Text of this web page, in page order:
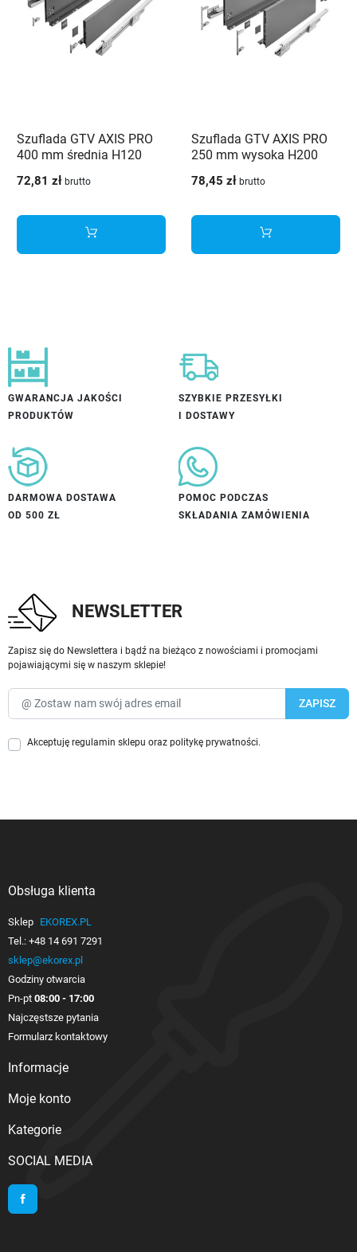
Szuflada GTV AXIS PRO
400 mm średnia H120
KPL400B
72,81 zł brutto
Szuflada GTV AXIS PRO
250 mm wysoka H200
KPL250D
78,45 zł brutto
GWARANCJA JAKOŚCI
PRODUKTÓW
SZYBKIE PRZESYŁKI
I DOSTAWY
DARMOWA DOSTAWA
OD 500 ZŁ
POMOC PODCZAS
SKŁADANIA ZAMÓWIENIA
NEWSLETTER
Zapisz się do Newslettera i bądź na bieżąco z nowościami i promocjami
pojawiającymi się w naszym sklepie!
Akceptuję regulamin sklepu oraz politykę prywatności.
Obsługa klienta
Sklep EKOREX.PL
Tel.: +48 14 691 7291
sklep@ekorex.pl
Godziny otwarcia
Pn-pt 08:00 - 17:00
Najczęstsze pytania
Formularz kontaktowy
Informacje
Moje konto
Kategorie
SOCIAL MEDIA
Facebook